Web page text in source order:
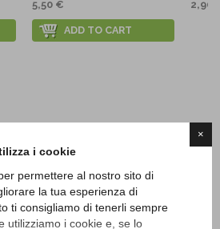
×
i cookie
permettere al nostro sito di
la tua esperienza di
ti consigliamo di tenerli sempre
utilizziamo i cookie e, se lo
5,50 €
ADD TO CART
2,90